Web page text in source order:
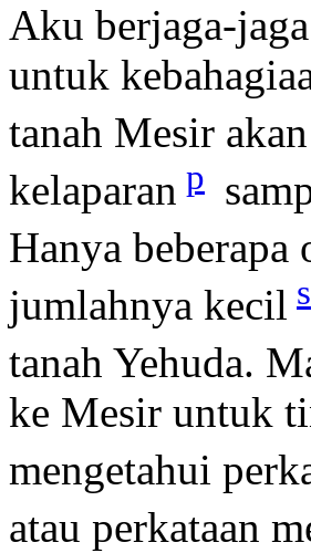
Aku berjaga-jaga
untuk
tanah Mesir
kelaparan p
Hanya
jumlahnya kecil s
tanah Yehuda.
ke Mesir untuk
mengetahui
atau perkataan